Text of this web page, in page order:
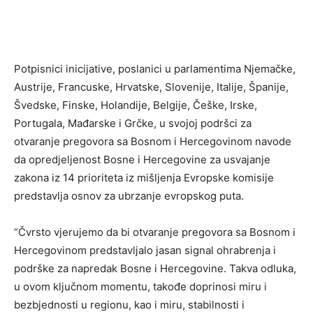
Potpisnici inicijative, poslanici u parlamentima Njemačke,
Austrije, Francuske, Hrvatske, Slovenije, Italije, Španije,
Švedske, Finske, Holandije, Belgije, Češke, Irske,
Portugala, Mađarske i Grčke, u svojoj podršci za
otvaranje pregovora sa Bosnom i Hercegovinom navode
da opredjeljenost Bosne i Hercegovine za usvajanje
zakona iz 14 prioriteta iz mišljenja Evropske komisije
predstavlja osnov za ubrzanje evropskog puta.
“Čvrsto vjerujemo da bi otvaranje pregovora sa Bosnom i
Hercegovinom predstavljalo jasan signal ohrabrenja i
podrške za napredak Bosne i Hercegovine. Takva odluka,
u ovom ključnom momentu, takođe doprinosi miru i
bezbjednosti u regionu, kao i miru, stabilnosti i